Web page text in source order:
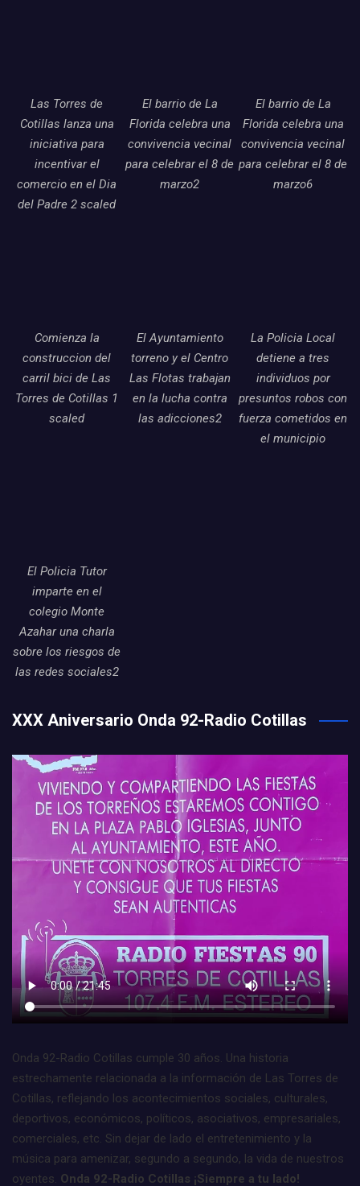
Las Torres de
Cotillas lanza una
iniciativa para
incentivar el
comercio en el Dia
del Padre 2 scaled
El barrio de La
Florida celebra una
convivencia vecinal
para celebrar el 8 de
marzo2
El barrio de La
Florida celebra una
convivencia vecinal
para celebrar el 8 de
marzo6
Comienza la
construccion del
carril bici de Las
Torres de Cotillas 1
scaled
El Ayuntamiento
torreno y el Centro
Las Flotas trabajan
en la lucha contra
las adicciones2
La Policia Local
detiene a tres
individuos por
presuntos robos con
fuerza cometidos en
el municipio
El Policia Tutor
imparte en el
colegio Monte
Azahar una charla
sobre los riesgos de
las redes sociales2
XXX Aniversario Onda 92-Radio Cotillas
Onda 92-Radio Cotillas cumple 30 años. Una historia
estrechamente relacionada a la información de Las Torres de
Cotillas, reflejando los acontecimientos sociales, culturales,
deportivos, económicos, políticos, asociativos, empresariales,
comerciales, etc. Sin dejar de lado el entretenimiento y la
música para amenizar, segundo a segundo, la vida de nuestros
oyentes. Onda 92-Radio Cotillas ¡Siempre a tu lado!